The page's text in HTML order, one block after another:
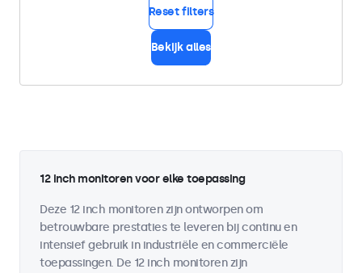
Reset filters
Bekijk alles
12 inch monitoren voor elke toepassing
Deze 12 inch monitoren zijn ontworpen om
betrouwbare prestaties te leveren bij continu en
intensief gebruik in industriële en commerciële
toepassingen. De 12 inch monitoren zijn